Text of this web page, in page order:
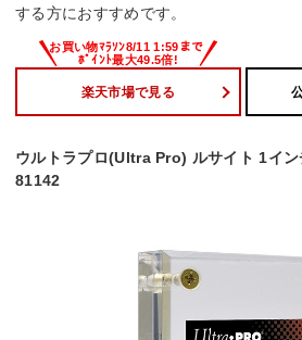
する方におすすめです。
楽天市場で見る
ウルトラプロ(Ultra Pro) ルサイト 1イ
81142